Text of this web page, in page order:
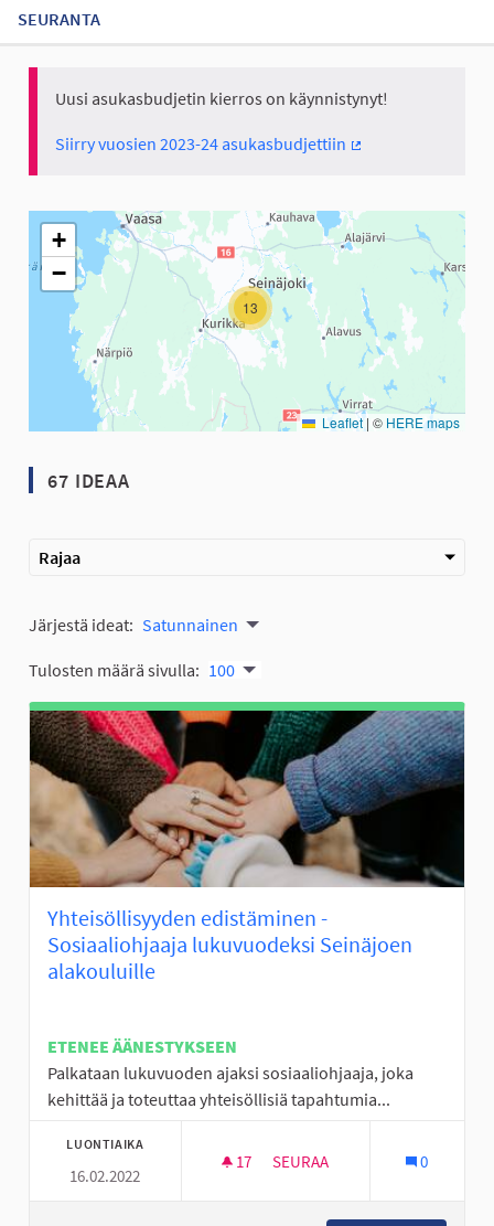
SEURANTA
Uusi asukasbudjetin kierros on käynnistynyt!
Siirry vuosien 2023-24 asukasbudjettiin
Seuraavassa elementissä on kartta, joka esittää tämän
13
+
−
Leaflet | © HERE maps
67 IDEAA
Rajaa
Järjestä ideat: Satunnainen
Tulosten määrä sivulla: 100
Yhteisöllisyyden edistäminen -
Sosiaaliohjaaja lukuvuodeksi Seinäjoen
alakouluille
ETENEE ÄÄNESTYKSEEN
Palkataan lukuvuoden ajaksi sosiaaliohjaaja, joka
kehittää ja toteuttaa yhteisöllisiä tapahtumia...
LUONTIAIKA
16.02.2022
17 17 SEURAAJAA
SEURAA 0